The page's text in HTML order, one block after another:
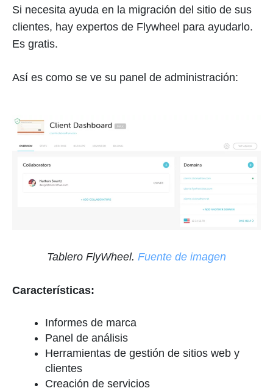
Si necesita ayuda en la migración del sitio de sus
clientes, hay expertos de Flywheel para ayudarlo.
Es gratis.
Así es como se ve su panel de administración:
Tablero FlyWheel. Fuente de imagen
Características:
Informes de marca
Panel de análisis
Herramientas de gestión de sitios web y
clientes
Creación de servicios